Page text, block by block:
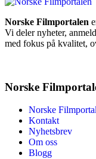
Norske Filmportalen
Vi deler nyheter,
med fokus på kvalitet,
Norske
Norske
Kontakt
Nyhetsbrev
Om oss
Blogg